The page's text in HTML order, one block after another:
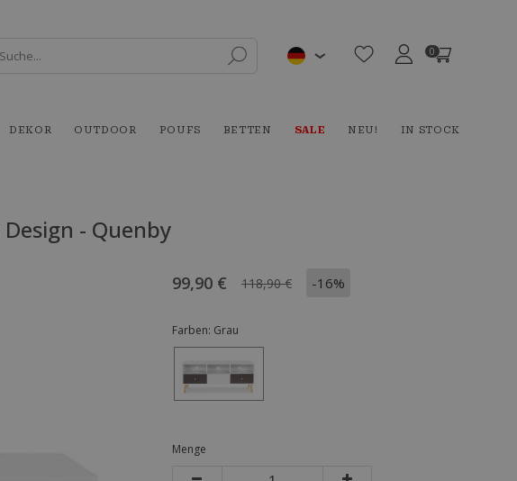
0
DEKOR OUTDOOR POUFS BETTEN SALE NEU! IN STOCK
- Quenby
99,90 € 118,90 € -16%
Farben: Grau
Menge